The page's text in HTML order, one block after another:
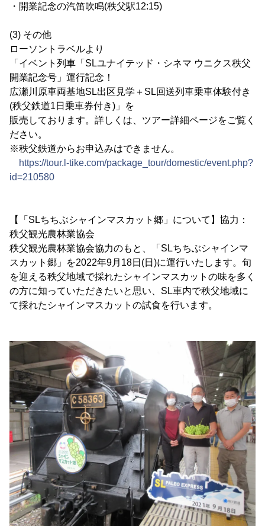
・開業記念の汽笛吹鳴(秩父駅12:15)
(3) その他
ローソントラベルより
「イベント列車「SLユナイテッド・シネマ ウニクス秩父
開業記念号」運行記念！
広瀬川原車両基地SL出区見学＋SL回送列車乗車体験付き
(秩父鉄道1日乗車券付き)」を
販売しております。詳しくは、ツアー詳細ページをご覧く
ださい。
※秩父鉄道からお申込みはできません。
https://tour.l-tike.com/package_tour/domestic/event.php?
id=210580
【「SLちちぶシャインマスカット郷」について】協力：
秩父観光農林業協会
秩父観光農林業協会協力のもと、「SLちちぶシャインマ
スカット郷」を2022年9月18日(日)に運行いたします。旬
を迎える秩父地域で採れたシャインマスカットの味を多く
の方に知っていただきたいと思い、SL車内で秩父地域に
て採れたシャインマスカットの試食を行います。